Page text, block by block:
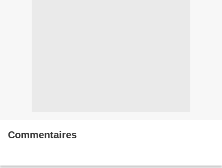
Commentaires